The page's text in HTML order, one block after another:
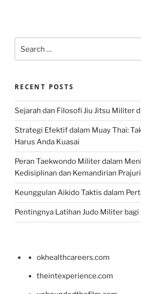
for:
RECENT POSTS
Sejarah dan Filosofi Jiu Jitsu Militer
Strategi Efektif dalam Muay Thai:
Harus Anda Kuasai
Peran Taekwondo Militer dalam
Kedisiplinan dan Kemandirian
Keunggulan Aikido Taktis dalam
Pentingnya Latihan Judo Militer
okhealthcareers.com
theintexperience.com